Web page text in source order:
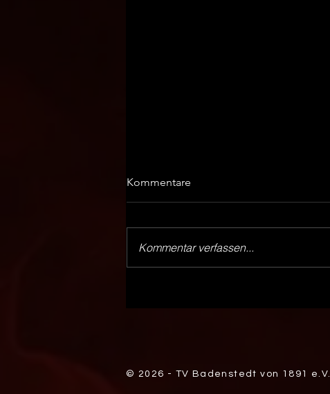
Kommentare
Kommentar verfassen...
© 2026 - TV Badenstedt von 1891 e.V.